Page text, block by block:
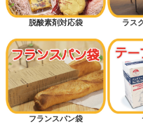
クリスマス
おむつ袋・防臭袋
メロンパン
ドッグパン
菓子パン（保湿が必要なパン
脱酸素剤対応袋 ラス
フランスパン袋